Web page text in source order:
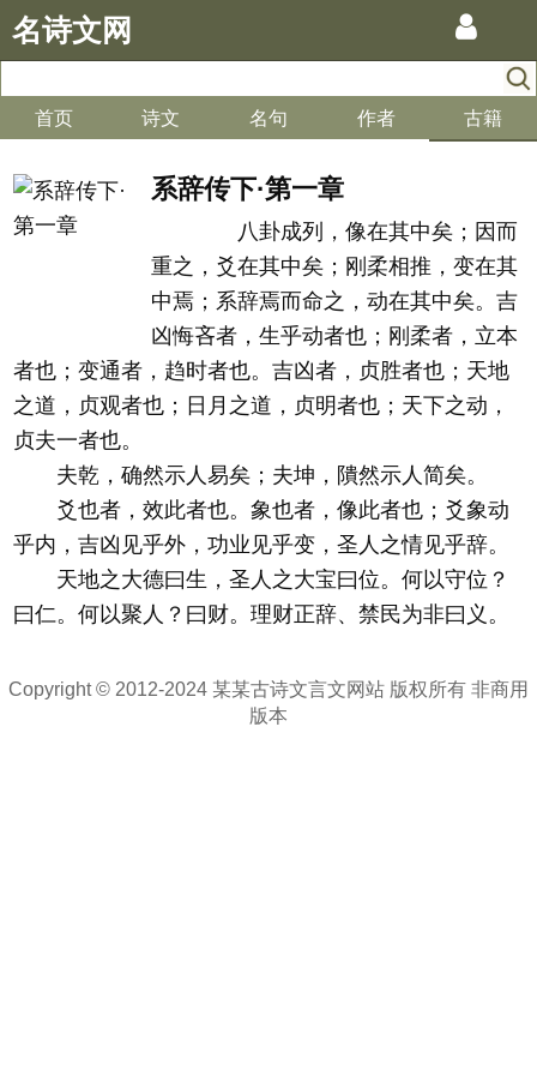
名诗文网
首页 诗文 名句 作者 古籍
系辞传下·第一章
八卦成列，像在其中矣；因而
重之，爻在其中矣；刚柔相推，变在其
中焉；系辞焉而命之，动在其中矣。吉
凶悔吝者，生乎动者也；刚柔者，立本
者也；变通者，趋时者也。吉凶者，贞胜者也；天地
之道，贞观者也；日月之道，贞明者也；天下之动，
贞夫一者也。
夫乾，确然示人易矣；夫坤，隤然示人简矣。
爻也者，效此者也。象也者，像此者也；爻象动
乎内，吉凶见乎外，功业见乎变，圣人之情见乎辞。
天地之大德曰生，圣人之大宝曰位。何以守位？
曰仁。何以聚人？曰财。理财正辞、禁民为非曰义。
Copyright © 2012-2024 某某古诗文言文网站 版权所有 非商用
版本